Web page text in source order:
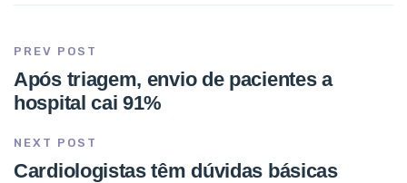
PREV POST
Após triagem, envio de pacientes a
hospital cai 91%
NEXT POST
Cardiologistas têm dúvidas básicas